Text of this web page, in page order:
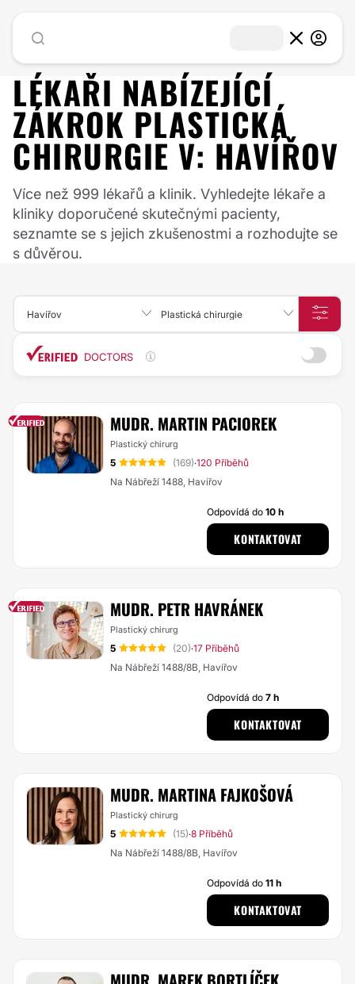
LÉKAŘI NABÍZEJÍCÍ
ZÁKROK PLASTICKÁ
CHIRURGIE V: HAVÍŘOV
Více než 999 lékařů a klinik. Vyhledejte lékaře a
kliniky doporučené skutečnými pacienty,
seznamte se s jejich zkušenostmi a rozhodujte se
s důvěrou.
Havířov Plastická chirurgie
DOCTORS
MUDR. MARTIN PACIOREK
Plastický chirurg
5 (169)·120 Příběhů
Na Nábřeží 1488, Havířov
Odpovídá do10 h
KONTAKTOVAT
MUDR. PETR HAVRÁNEK
Plastický chirurg
5 (20)·17 Příběhů
Na Nábřeží 1488/8B, Havířov
Odpovídá do7 h
KONTAKTOVAT
MUDR. MARTINA FAJKOŠOVÁ
Plastický chirurg
5 (15)·8 Příběhů
Na Nábřeží 1488/8B, Havířov
Odpovídá do11 h
KONTAKTOVAT